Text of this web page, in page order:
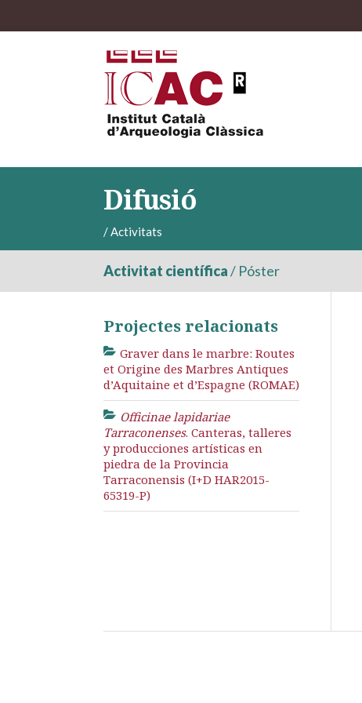
Difusió
/Activitats
Activitat científica/ Póster
Projectes relacionats
Graver dans le marbre: Routes
et Origine des Marbres Antiques
d’Aquitaine et d’Espagne (ROMAE)
Officinae lapidariae
Tarraconenses. Canteras, talleres
y producciones artísticas en
piedra de la Provincia
Tarraconensis (I+D HAR2015-
65319-P)